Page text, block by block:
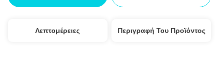
Λεπτομέρειες Περιγραφή Του Προϊόντος